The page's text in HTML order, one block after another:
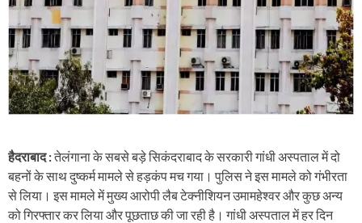
हैदराबाद :तेलंगाना के सबसे बड़े सिकंदराबाद के सरकारी गांधी अस्पताल में दो
बहनों के साथ दुष्कर्म मामले से हड़कंप मच गया। पुलिस ने इस मामले को गंभीरता
से लिया। इस मामले में मुख्य आरोपी लैब टेक्नीशियन उमामहेश्वर और कुछ अन्य
को गिरफ्तार कर लिया और पूछताछ की जा रही है। गांधी अस्पताल में हर दिन